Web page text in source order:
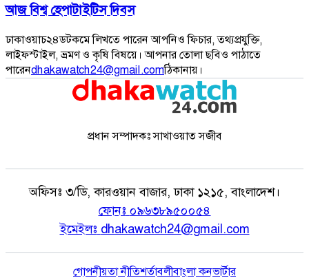
আজ বিশ্ব হেপাটাইটিস দিবস
ঢাকাওয়াচ২৪ডটকমে লিখতে পারেন আপনিও ফিচার, তথ্যপ্রযুক্তি,
লাইফস্টাইল, ভ্রমণ ও কৃষি বিষয়ে। আপনার তোলা ছবিও পাঠাতে
পারেনdhakawatch24@gmail.comঠিকানায়।
প্রধান সম্পাদকঃ সাখাওয়াত সজীব
অফিসঃ ৩/ডি, কারওয়ান বাজার, ঢাকা ১২১৫, বাংলাদেশ।
ফোনঃ ০৯৬৩৮৯৫০০৫৪
ইমেইলঃ dhakawatch24@gmail.com
গোপনীয়তা নীতিশর্তাবলীবাংলা কনভার্টার